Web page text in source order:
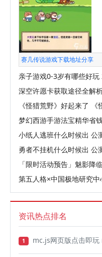
赛几传说游戏下载地址分享
亲子游戏0-3岁有哪些好玩
深空许愿卡获取途径全解
《怪猎荒野》好起来了 《
梦幻西游手游法宝精华省
小纸人逃班什么时候出 公
勇者不挂机什么时候出 公
「限时活动预告」魅影降
第五人格×中国极地研究
资讯热点排名
1 mc.js网页版点击即玩